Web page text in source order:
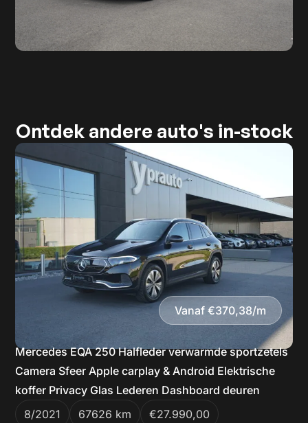
Ontdek andere auto's in-stock
Vanaf €370,38/m
Mercedes EQA 250 Halfleder verwarmde sportzetels
Camera Sfeer Apple carplay & Android Elektrische
koffer Privacy Glas Lederen Dashboard deuren
8/2021
67626 km €27.990,00